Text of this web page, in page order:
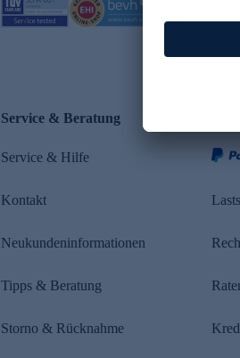
Service & Beratung
Service & Hilfe
Kontakt
Neukundeninformationen
Tipps & Beratung
Storno & Rücknahme